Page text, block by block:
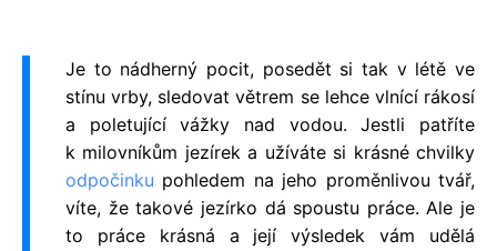
Je to nádherný pocit, posedět si tak v létě ve
stínu vrby, sledovat větrem se lehce vlnící rákosí
a poletující vážky nad vodou. Jestli patříte
k milovníkům jezírek a užíváte si krásné chvilky
odpočinku pohledem na jeho proměnlivou tvář,
víte, že takové jezírko dá spoustu práce. Ale je
to práce krásná a její výsledek vám udělá